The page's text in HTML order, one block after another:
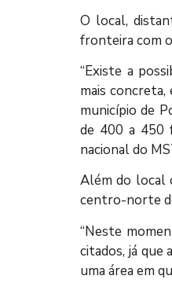
O local,
fronteira com
“Existe a
mais
município de
de 400 a 450
nacional do
Além do local
centro-norte
“Neste
citados, já que
uma área em